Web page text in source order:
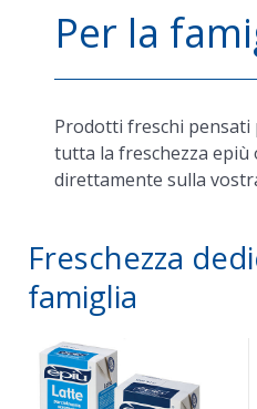
Per la
Prodotti freschi pensati
tutta la freschezza
direttamente sulla
Freschezza
famiglia